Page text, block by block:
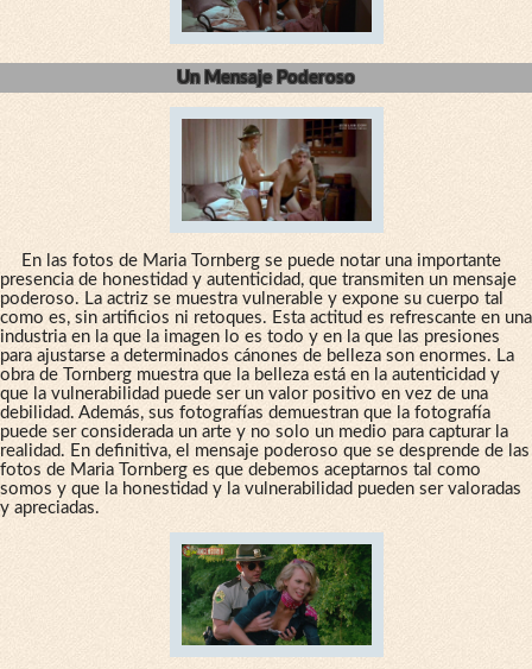
Un Mensaje Poderoso
En las fotos de Maria Tornberg se puede notar una importante
presencia de honestidad y autenticidad, que transmiten un mensaje
poderoso. La actriz se muestra vulnerable y expone su cuerpo tal
como es, sin artificios ni retoques. Esta actitud es refrescante en una
industria en la que la imagen lo es todo y en la que las presiones
para ajustarse a determinados cánones de belleza son enormes. La
obra de Tornberg muestra que la belleza está en la autenticidad y
que la vulnerabilidad puede ser un valor positivo en vez de una
debilidad. Además, sus fotografías demuestran que la fotografía
puede ser considerada un arte y no solo un medio para capturar la
realidad. En definitiva, el mensaje poderoso que se desprende de las
fotos de Maria Tornberg es que debemos aceptarnos tal como
somos y que la honestidad y la vulnerabilidad pueden ser valoradas
y apreciadas.